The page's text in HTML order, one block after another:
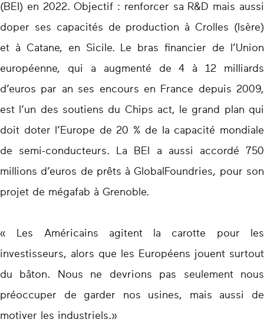
(BEI) en 2022. Objectif : renforcer sa R&D mais aussi
doper ses capacités de production à Crolles (Isère)
et à Catane, en Sicile. Le bras financier de l’Union
européenne, qui a augmenté de 4 à 12 milliards
d’euros par an ses encours en France depuis 2009,
est l’un des soutiens du Chips act, le grand plan qui
doit doter l’Europe de 20 % de la capacité mondiale
de semi-conducteurs. La BEI a aussi accordé 750
millions d’euros de prêts à GlobalFoundries, pour son
projet de mégafab à Grenoble.
« Les Américains agitent la carotte pour les
investisseurs, alors que les Européens jouent surtout
du bâton. Nous ne devrions pas seulement nous
préoccuper de garder nos usines, mais aussi de
motiver les industriels.»